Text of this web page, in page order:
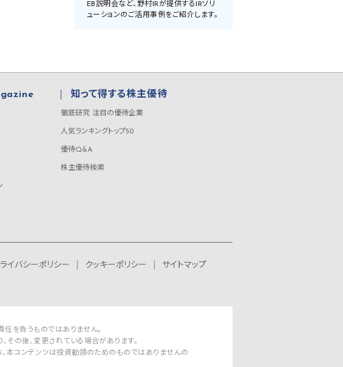
EB説明会など、野村IRが提供するIRソリ
ューションのご活用事例をご紹介します。
知って得する株主優待
徹底研究 注目の優待企業
人気ランキングトップ50
優待Q&A
株主優待検索
イバシーポリシー クッキーポリシー
サイトマップ
を負うものではありません。
その後、変更されている場合があります。
本コンテンツは投資勧誘のためのものではありませんの